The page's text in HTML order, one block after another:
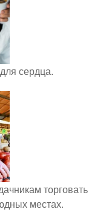
сердца.
торговать
местах.